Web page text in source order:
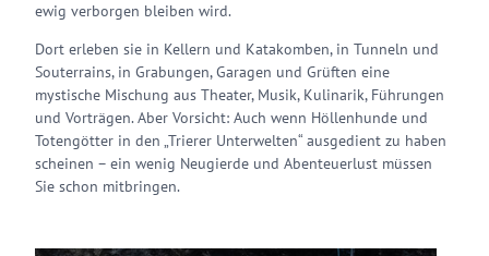
ewig verborgen bleiben wird.
Dort erleben sie in Kellern und Katakomben, in Tunneln und
Souterrains, in Grabungen, Garagen und Grüften eine
mystische Mischung aus Theater, Musik, Kulinarik, Führungen
und Vorträgen. Aber Vorsicht: Auch wenn Höllenhunde und
Totengötter in den „Trierer Unterwelten“ ausgedient zu haben
scheinen – ein wenig Neugierde und Abenteuerlust müssen
Sie schon mitbringen.